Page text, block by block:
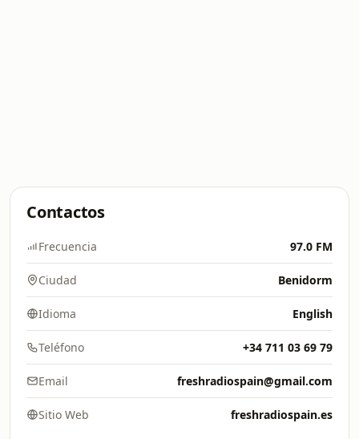
Contactos
Frecuencia 97.0 FM
Ciudad Benidorm
Idioma English
Teléfono +34 711 03 69 79
Email freshradiospain@gmail.com
Sitio Web freshradiospain.es